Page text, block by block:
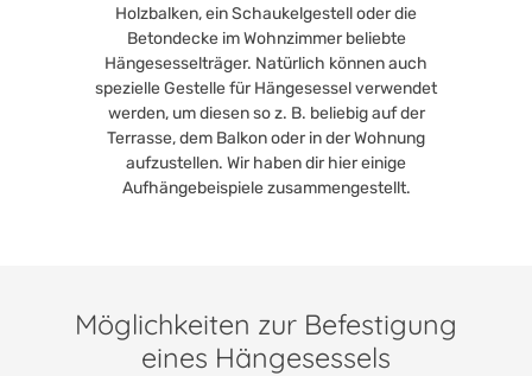
Holzbalken, ein Schaukelgestell oder die
Betondecke im Wohnzimmer beliebte
Hängesesselträger. Natürlich können auch
spezielle Gestelle für Hängesessel verwendet
werden, um diesen so z. B. beliebig auf der
Terrasse, dem Balkon oder in der Wohnung
aufzustellen. Wir haben dir hier einige
Aufhängebeispiele zusammengestellt.
Möglichkeiten zur Befestigung
eines Hängesessels